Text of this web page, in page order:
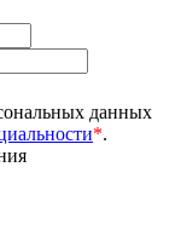
данных
*.